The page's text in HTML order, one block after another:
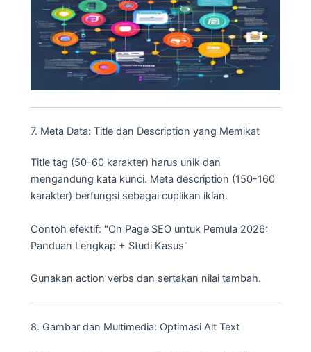
7. Meta Data: Title dan Description yang Memikat
Title tag (50-60 karakter) harus unik dan
mengandung kata kunci. Meta description (150-160
karakter) berfungsi sebagai cuplikan iklan.
Contoh efektif: "On Page SEO untuk Pemula 2026:
Panduan Lengkap + Studi Kasus"
Gunakan action verbs dan sertakan nilai tambah.
8. Gambar dan Multimedia: Optimasi Alt Text